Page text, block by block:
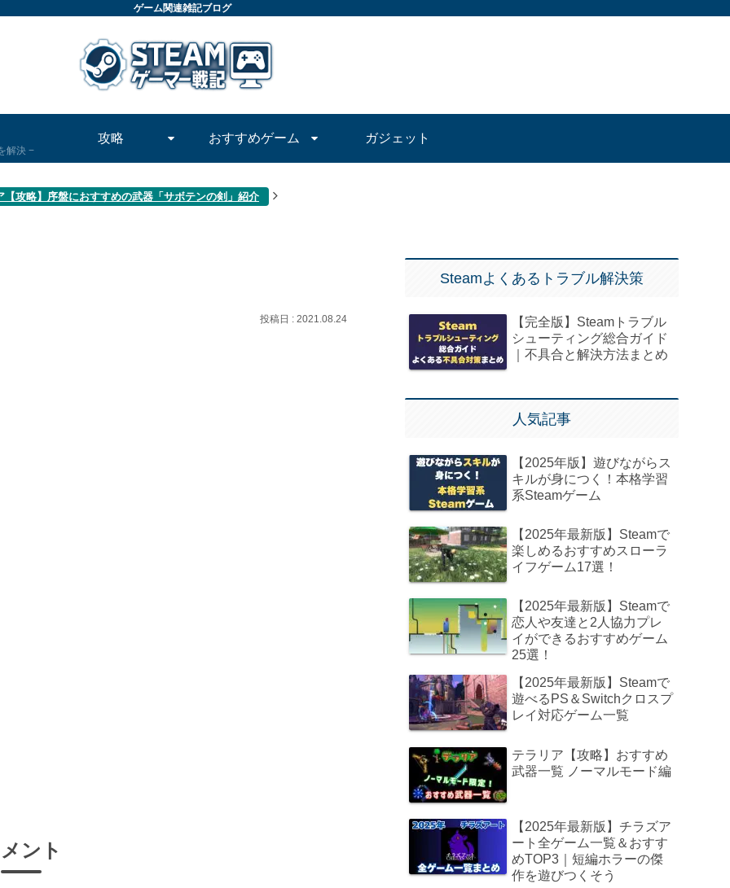
ゲーム関連雑記ブログ
解決
攻略 おすすめゲーム ガジェット
【攻略】序盤におすすめの武器「サボテンの剣」紹介
2021.08.24
ント
Steamよくあるトラブル解決策
【完全版】Steamトラブル
シューティング総合ガイド
｜不具合と解決方法まとめ
人気記事
【2025年版】遊びながらス
キルが身につく！本格学習
系Steamゲーム
【2025年最新版】Steamで
楽しめるおすすめスローラ
イフゲーム17選！
【2025年最新版】Steamで
恋人や友達と2人協力プレ
イができるおすすめゲーム
25選！
【2025年最新版】Steamで
遊べるPS＆Switchクロスプ
レイ対応ゲーム一覧
テラリア【攻略】おすすめ
武器一覧 ノーマルモード編
【2025年最新版】チラズア
ート全ゲーム一覧＆おすす
めTOP3｜短編ホラーの傑
作を遊びつくそう